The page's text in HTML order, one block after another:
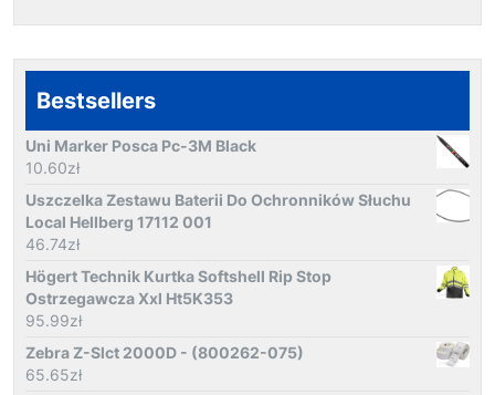
Bestsellers
Uni Marker Posca Pc-3M Black
10.60zł
Uszczelka Zestawu Baterii Do Ochronników Słuchu
Local Hellberg 17112 001
46.74zł
Högert Technik Kurtka Softshell Rip Stop
Ostrzegawcza Xxl Ht5K353
95.99zł
Zebra Z-Slct 2000D - (800262-075)
65.65zł